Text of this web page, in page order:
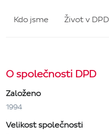
Kdo jsme Život v DPD
O společnosti DPD
Založeno
1994
Velikost společnosti